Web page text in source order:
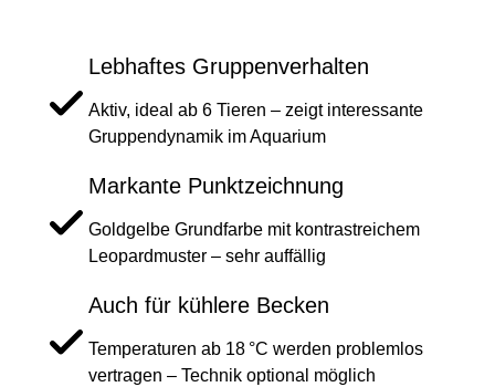
Lebhaftes Gruppenverhalten
Aktiv, ideal ab 6 Tieren – zeigt interessante
Gruppendynamik im Aquarium
Markante Punktzeichnung
Goldgelbe Grundfarbe mit kontrastreichem
Leopardmuster – sehr auffällig
Auch für kühlere Becken
Temperaturen ab 18 °C werden problemlos
vertragen – Technik optional möglich